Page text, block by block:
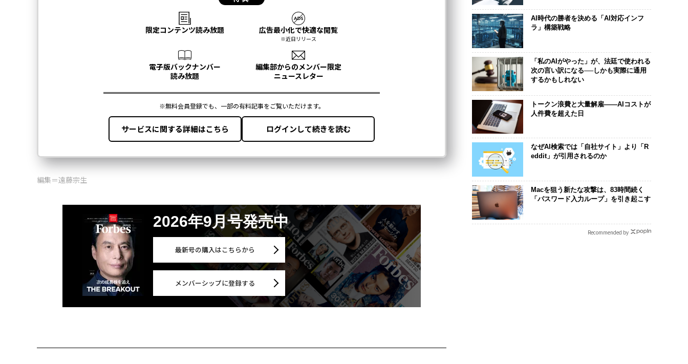
編集＝遠藤宗生
2026年9月号発売中
最新号の購入はこちらから
メンバーシップに登録する
AI時代の勝者を決める「AI対応インフ
ラ」構築戦略
「私のAIがやった」が、法廷で使われる
次の言い訳になる──しかも実際に通用
するかもしれない
トークン浪費と大量解雇――AIコストが
人件費を超えた日
なぜAI検索では「自社サイト」より「R
eddit」が引用されるのか
Macを狙う新たな攻撃は、83時間続く
「パスワード入力ループ」を引き起こす
Recommended by